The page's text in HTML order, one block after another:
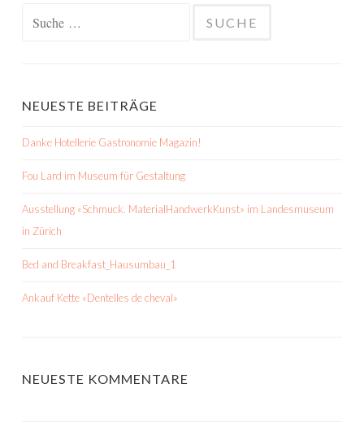
NEUESTE BEITRÄGE
Danke Hotellerie Gastronomie Magazin!
Fou Lard im Museum für Gestaltung
Ausstellung «Schmuck. MaterialHandwerkKunst» im Landesmuseum
in Zürich
Bed and Breakfast_Hausumbau_1
Ankauf Kette «Dentelles de cheval»
NEUESTE KOMMENTARE